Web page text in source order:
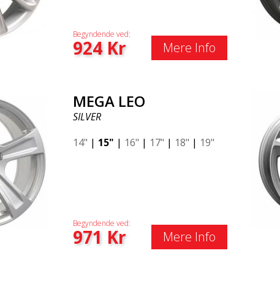
Begyndende ved:
924Kr Mere Info
MEGA LEO
SILVER
14" | 15" | 16" | 17" | 18" | 19"
Begyndende ved:
971 Kr Mere Info